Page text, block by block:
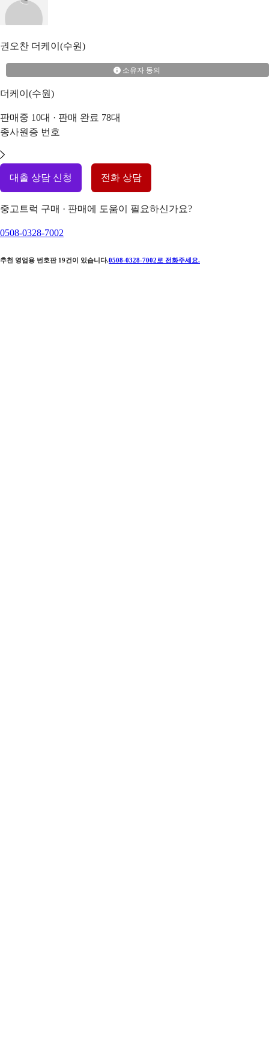
권오찬 더케이(수원)
소유자 동의
더케이(수원)
판매중 10대 · 판매 완료 78대
종사원증 번호
대출 상담 신청 전화 상담
중고트럭 구매 · 판매에 도움이 필요하신가요?
0508-0328-7002
추천 영업용 번호판 19건이 있습니다.0508-0328-7002 로 전화주세요.